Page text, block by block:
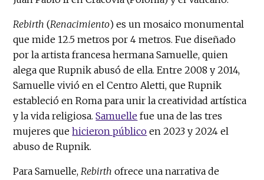
Rebirth (Renacimiento) es un mosaico monumental
que mide 12.5 metros por 4 metros. Fue diseñado
por la artista francesa hermana Samuelle, quien
alega que Rupnik abusó de ella. Entre 2008 y 2014,
Samuelle vivió en el Centro Aletti, que Rupnik
estableció en Roma para unir la creatividad artística
y la vida religiosa.Samuelle fue una de las tres
mujeres quehicieron público en 2023 y 2024 el
abuso de Rupnik.
Para Samuelle,Rebirth ofrece una narrativa de